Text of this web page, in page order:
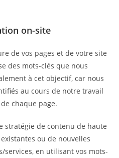
on-site
de vos pages et de votre site
des mots-clés que nous
à cet objectif, car nous
au cours de notre travail
chaque page.
stratégie de contenu de haute
ou de nouvelles
services, en utilisant vos mots-